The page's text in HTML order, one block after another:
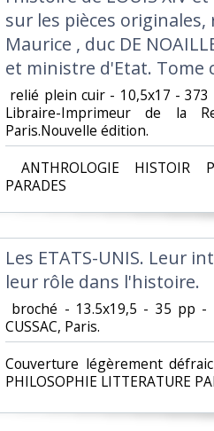
sur les pièces
Maurice , duc DE
et ministre d'Etat. Tome
relié plein cuir - 10,5x17 -
Libraire-Imprimeur de la
Paris.Nouvelle édition. ‎
ANTHROLOGIE HISTOIR
PARADES‎
‎Les ETATS-UNIS. Leur
leur rôle dans l'histoire. ‎
broché - 13.5x19,5 - 35 pp
CUSSAC, Paris. ‎
‎Couverture légèrement
PHILOSOPHIE LITTERATURE